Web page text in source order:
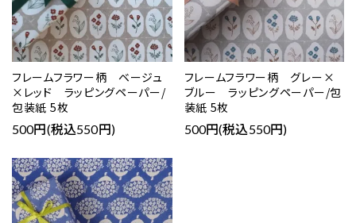
フレームフラワー柄 ベージュ
×レッド ラッピングペーパー/
包装紙 5枚
500円(税込550円)
フレームフラワー柄 グレー×
ブルー ラッピングペーパー/包
装紙 5枚
500円(税込550円)